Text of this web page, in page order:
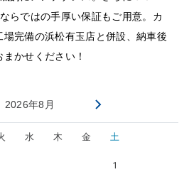
らではの手厚い保証もご用意。カ
完備の浜松有玉店と併設、納車後
かせください！
2026年8月
水 木 金 土
1